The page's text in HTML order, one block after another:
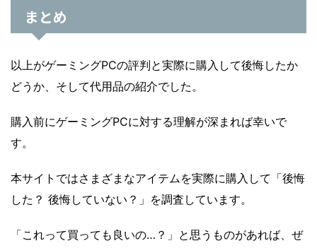
まとめ
以上がゲーミングPCの評判と実際に購入して後悔したか
どうか、そして代用品の紹介でした。
購入前にゲーミングPCに対する理解が深まれば幸いで
す。
本サイトではさまざまなアイテムを実際に購入して「後悔
した？ 後悔していない？」を調査しています。
「これって買っても良いの…？」と思うものがあれば、ぜ